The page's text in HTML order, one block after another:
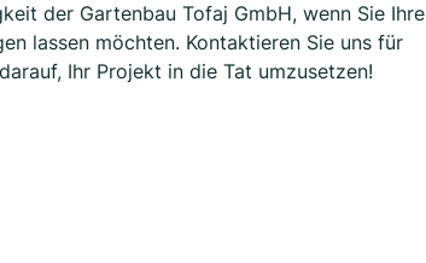
der Gartenbau Tofaj GmbH, wenn Sie Ihre
lassen möchten. Kontaktieren Sie uns für
Ihr Projekt in die Tat umzusetzen!